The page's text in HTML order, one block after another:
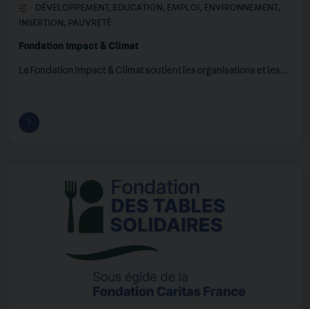
DÉVELOPPEMENT, EDUCATION , EMPLOI , ENVIRONNEMENT,
INSERTION , PAUVRETÉ
Fondation Impact & Climat
La Fondation Impact & Climat soutient les organisations et les…